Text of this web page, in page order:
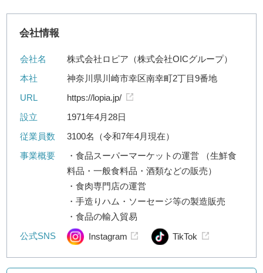
会社情報
会社名
株式会社ロピア（株式会社OICグループ）
本社
神奈川県川崎市幸区南幸町2丁目9番地
URL
https://lopia.jp/
設立
1971年4月28日
従業員数
3100名（令和7年4月現在）
事業概要
・食品スーパーマーケットの運営 （生鮮食
料品・一般食料品・酒類などの販売）
・食肉専門店の運営
・手造りハム・ソーセージ等の製造販売
・食品の輸入貿易
公式SNS
Instagram TikTok